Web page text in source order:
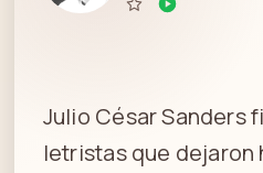
Julio César Sanders
letristas que dejaron